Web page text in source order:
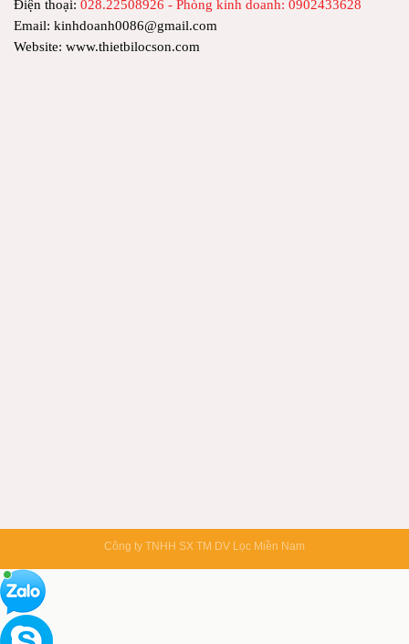
Điện thoại: 028.22508926 - Phòng kinh doanh: 0902433628
Email: kinhdoanh0086@gmail.com
Website: www.thietbilocson.com
Công ty TNHH SX TM DV Lọc Miền Nam